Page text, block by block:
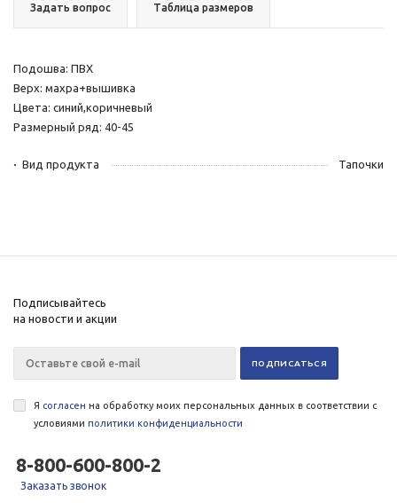
Задать вопрос Таблица размеров
Подошва: ПВХ
Верх: махра+вышивка
Цвета: синий,коричневый
Размерный ряд: 40-45
Вид продукта Тапочки
Подписывайтесь
на новости и акции
Я согласен на обработку моих персональных данных в соответствии с
условиями политики конфиденциальности
8-800-600-800-2
Заказать звонок